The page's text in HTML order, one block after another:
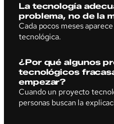
La tecnología
problema, no de la
Cada pocos meses
tecnológica.
¿Por qué algunos
tecnológicos
empezar?
Cuando un proyecto
personas buscan la